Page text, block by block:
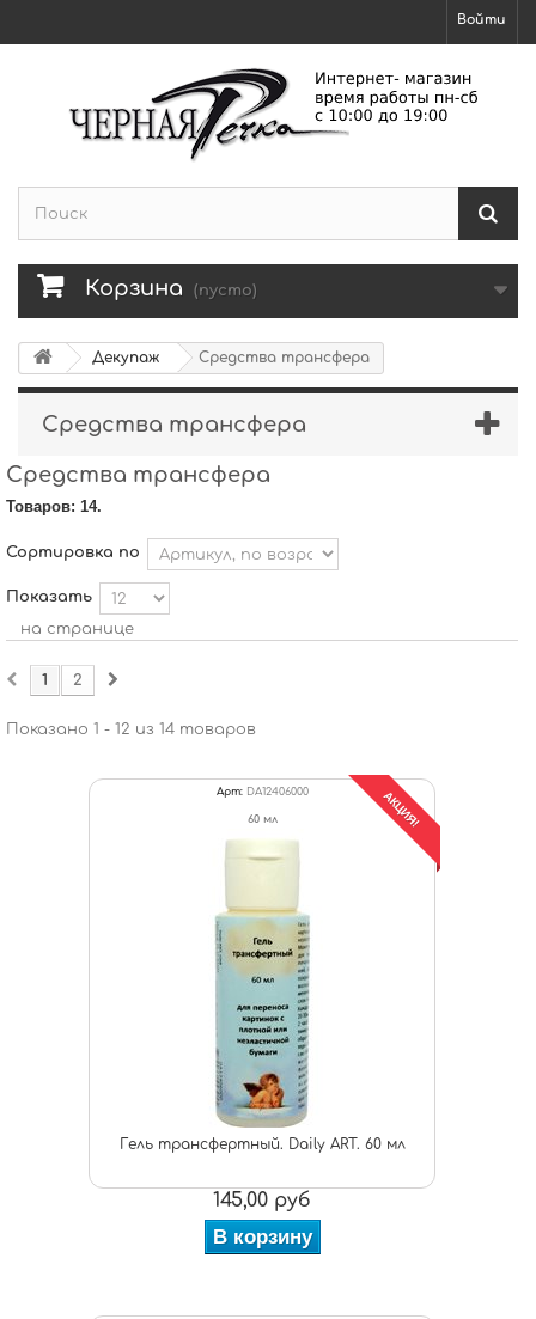
Войти
Корзина (пусто)
Декупаж Средства трансфера
Средства трансфера
Средства трансфера
Товаров: 14.
Сортировка по
Показать
на странице
1 2
Показано 1 - 12 из 14 товаров
Арт: DA12406000
60 мл
Гель трансфертный. Daily ART. 60 мл
АКЦИЯ!
145,00 руб
В корзину